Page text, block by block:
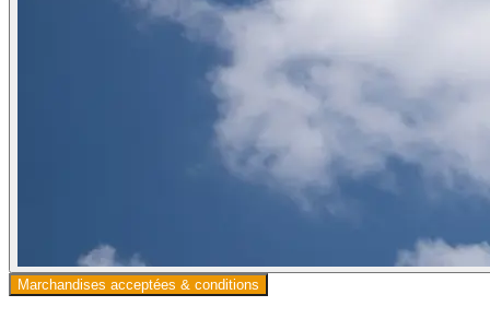
Marchandises acceptées & conditions